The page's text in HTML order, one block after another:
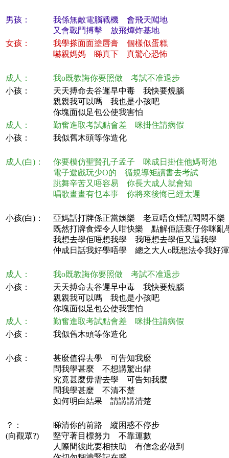
男孩：
我係無敵電腦戰機 會飛天闖地
又會戰鬥搏擊 放飛燀炸基地
女孩：
我學搽面面塗唇膏 個樣似蛋糕
嚇親媽媽 睇真下 真驚心恐怖
成人：
我o既教誨你要照做 考試不准退步
小孩：
天天搏命去谷遲早中毒 我快要燒腦
親親我可以嗎 我也是小孩吧
你塊面似足包公使我害怕
成人：
勤奮進取考試點會差 咪掛住請病假
小孩：
我似舊木頭等你造化
成人(白)：
你要模仿聖賢孔子孟子 咪成日掛住他媽哥池
電子遊戲玩少O的 循規導矩讀書去考試
跳舞辛苦又唔容易 你長大成人就會知
唱歌畫畫有乜本事 你將來後悔已經太遲
小孩(白)：
亞媽話打牌係正當娛樂 老豆唔食煙話悶悶不樂
既然打牌食煙令人咁快樂 點解佢話衰仔你咪亂
我想去學佢唔想我學 我唔想去學佢又逼我學
仲成日話我好學唔學 總之大人o既想法令我好
成人：
我o既教誨你要照做 考試不准退步
小孩：
天天搏命去谷遲早中毒 我快要燒腦
親親我可以嗎 我也是小孩吧
你塊面似足包公使我害怕
成人：
勤奮進取考試點會差 咪掛住請病假
小孩：
我似舊木頭等你造化
小孩：
甚麼值得去學 可告知我麼
問我學甚麼 不想講驚出錯
究竟甚麼毋需去學 可告知我麼
問我學甚麼 不清不楚
如何明白結果 請講講清楚
？：
(向觀眾?)
睇清你的前路 縱困惑不停步
堅守著目標努力 不靠運數
人際間彼此要相扶助 有信念必做到